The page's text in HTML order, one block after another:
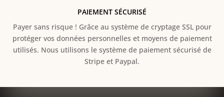
PAIEMENT SÉCURISÉ
Payer sans risque ! Grâce au système de cryptage SSL pour
protéger vos données personnelles et moyens de paiement
utilisés. Nous utilisons le système de paiement sécurisé de
Stripe et Paypal.